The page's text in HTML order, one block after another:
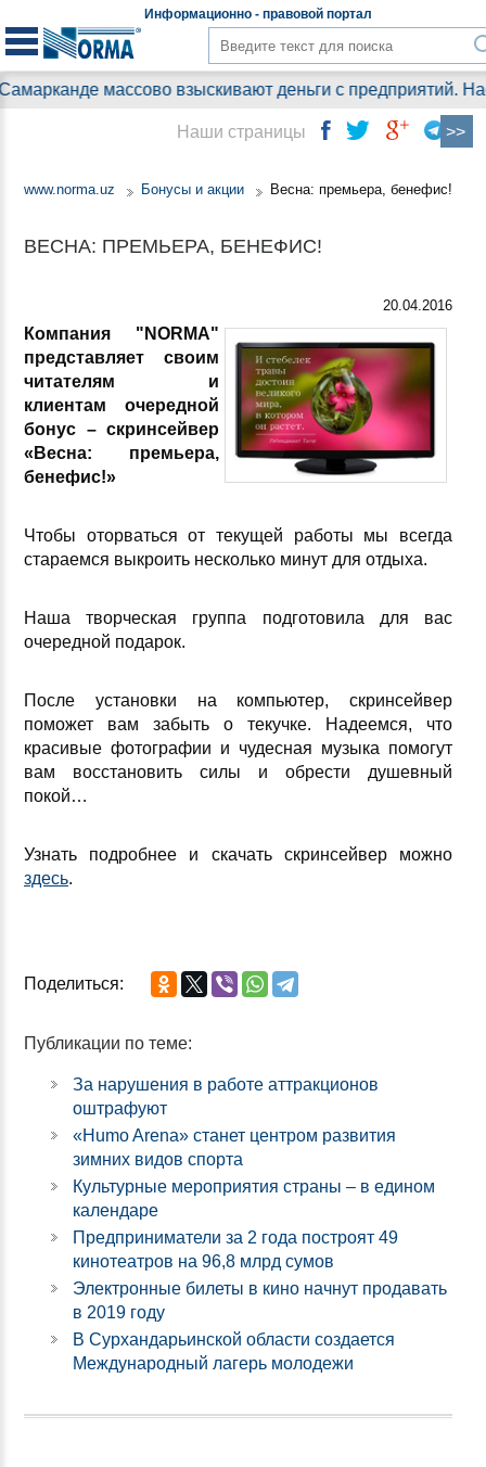
Информационно - правовойпортал
массово взыскивают деньги с предприятий.
www.norma.uz Бонусы и акции Весна: премьера, бенефис!
ВЕСНА: ПРЕМЬЕРА, БЕНЕФИС!
20.04.2016
Компания "NORMA"
представляет своим
читателям и
клиентам очередной
бонус – скринсейвер
«Весна: премьера,
бенефис!»
Чтобы оторваться от текущей работы мы всегда
стараемся выкроить несколько минут для отдыха.
Наша творческая группа подготовила для вас
очередной подарок.
После установки на компьютер, скринсейвер
поможет вам забыть о текучке. Надеемся, что
красивые фотографии и чудесная музыка помогут
вам восстановить силы и обрести душевный
покой…
Узнать подробнее и скачать скринсейвер можно
здесь.
Поделиться:
Публикации по теме:
За нарушения в работе аттракционов
оштрафуют
«Humo Arena» станет центром развития
зимних видов спорта
Культурные мероприятия страны – в едином
календаре
Предприниматели за 2 года построят 49
кинотеатров на 96,8 млрд сумов
Электронные билеты в кино начнут продавать
в 2019 году
В Сурхандарьинской области создается
Международный лагерь молодежи
Наши страницы